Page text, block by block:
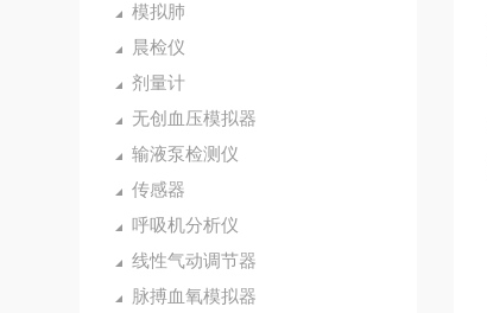
模拟肺
晨检仪
剂量计
无创血压模拟器
输液泵检测仪
传感器
呼吸机分析仪
线性气动调节器
脉搏血氧模拟器